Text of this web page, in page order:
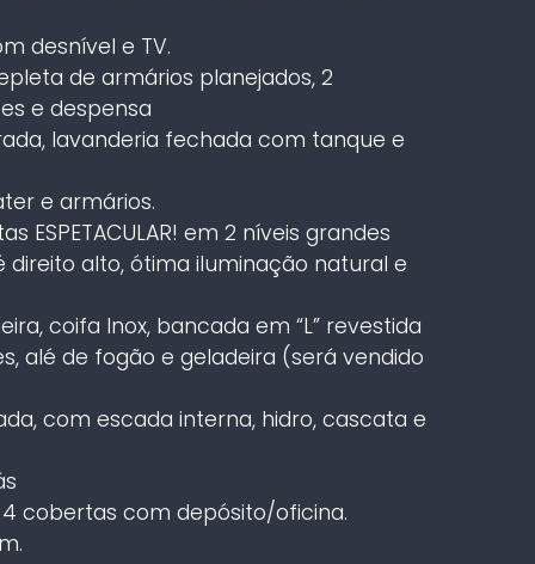
desnível e TV.
de armários planejados, 2
e despensa
lavanderia fechada com tanque e
e armários.
ESPETACULAR! em 2 níveis grandes
alto, ótima iluminação natural e
coifa Inox, bancada em “L” revestida
alé de fogão e geladeira (será vendido
com escada interna, hidro, cascata e
cobertas com depósito/oficina.